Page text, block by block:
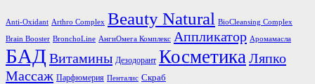
Anti-Oxidant Arthro Complex Beauty Natural BioCleansing Complex
Brain Booster BronchoLine АнгиОмега Комплекс Аппликатор Аромамасла
БАД Витамины Дезодорант Косметика Ляпко
Массаж Парфюмерия Пенталис Скраб